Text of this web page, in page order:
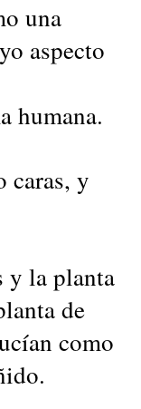
una
aspecto
humana.
caras, y
y la planta
de
como